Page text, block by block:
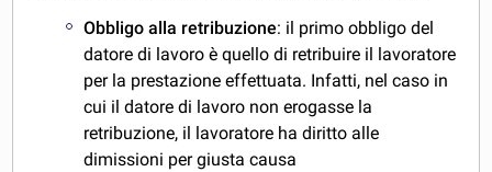
Obbligo alla retribuzione: il primo obbligo del
datore di lavoro è quello di retribuire il lavoratore
per la prestazione effettuata. Infatti, nel caso in
cui il datore di lavoro non erogasse la
retribuzione, il lavoratore ha diritto alle
dimissioni per giusta causa